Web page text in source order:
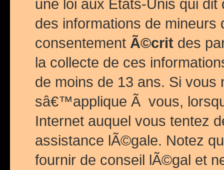
une loi aux Etats-Unis qui
des informations de mineurs
consentement Ã©crit des
la collecte de ces
de moins de 13 ans. Si
sâ€™applique Ã vous,
Internet auquel vous tentez
assistance lÃ©gale. Notez
fournir de conseil lÃ©gal et